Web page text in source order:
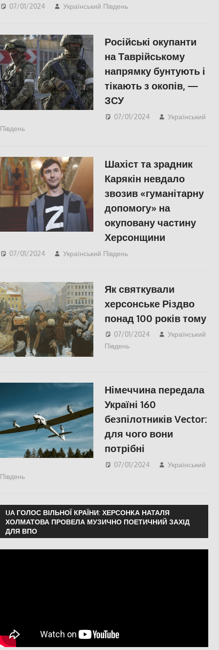
07/01/2024 Український Південь
Російські окупанти
на Таврійському
напрямку бунтують і
тікають з окопів, —
ЗСУ
07/01/2024
Український
Південь
Шахіст та зрадник
Карякін невдало
звозив «гуманітарну
допомогу» на
окуповану частину
Херсонщини
07/01/2024 Український Південь
Як святкували
херсонське Різдво
понад 100 років тому
07/01/2024
Український
Південь
Німеччина передала
Україні 160
безпілотників Vector:
для чого вони
потрібні
07/01/2024
Український
Південь
UA ГОЛОС ВІЛЬНОЇ КРАЇНИ: ХЕРСОНКА НАТАЛЯ
ХОЛМАТОВА ПРОВЕЛА МУЗИЧНО ПОЕТИЧНИЙ ЗАХІД
ДЛЯ ВПО